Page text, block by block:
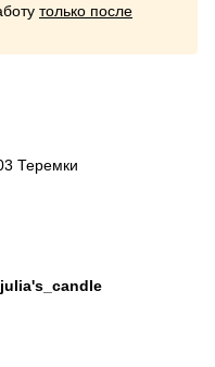
только после
Теремки
julia's_candle